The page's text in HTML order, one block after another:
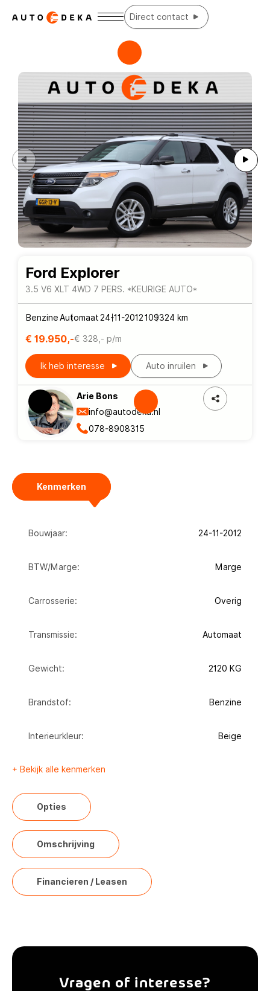
Direct contact
Home
Aanbod
Diensten
Over ons
Contact
Ford Explorer
3.5 V6 XLT 4WD 7 PERS. *KEURIGE AUTO*
BenzineAutomaat 24-11-2012109324 km
€ 19.950,-€ 328,- p/m
Ik heb interesse Auto inruilen
Arie Bons
info@autodeka.nl
078-8908315
Kenmerken
Bouwjaar: 24-11-2012
BTW/Marge: Marge
Carrosserie: Overig
Transmissie: Automaat
Gewicht: 2120 KG
Brandstof: Benzine
Interieurkleur: Beige
+ Bekijk alle kenmerken
Opties
Omschrijving
Financieren / Leasen
Vragen of interesse?